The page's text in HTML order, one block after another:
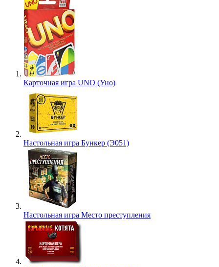
Карточная игра UNO (Уно)
Настольная игра Бункер (Э051)
Настольная игра Место преступления